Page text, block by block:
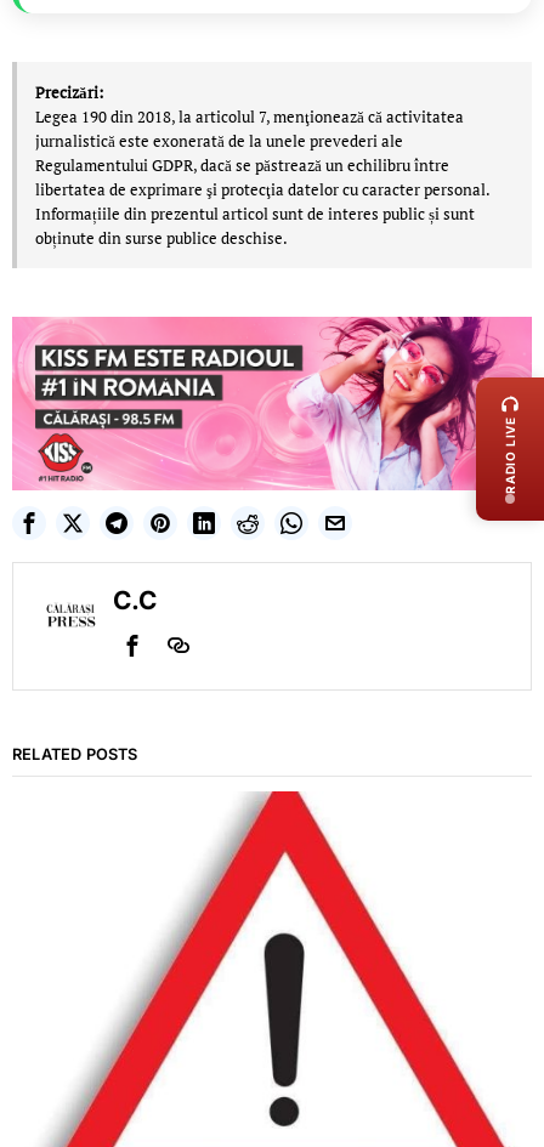
Precizări:
Legea 190 din 2018, la articolul 7, menţionează că activitatea
jurnalistică este exonerată de la unele prevederi ale
Regulamentului GDPR, dacă se păstrează un echilibru între
libertatea de exprimare şi protecţia datelor cu caracter personal.
Informațiile din prezentul articol sunt de interes public și sunt
obținute din surse publice deschise.
C.C
RELATED POSTS
RADIO LIVE